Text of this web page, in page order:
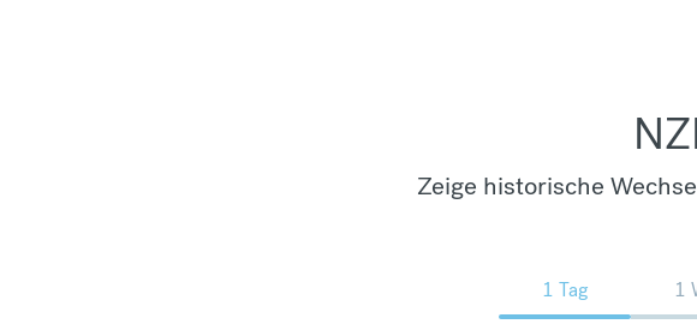
Zeige historische
1 Tag 1